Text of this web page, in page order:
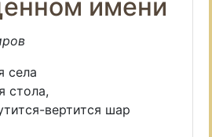
имени
села
стола,
вертится шар